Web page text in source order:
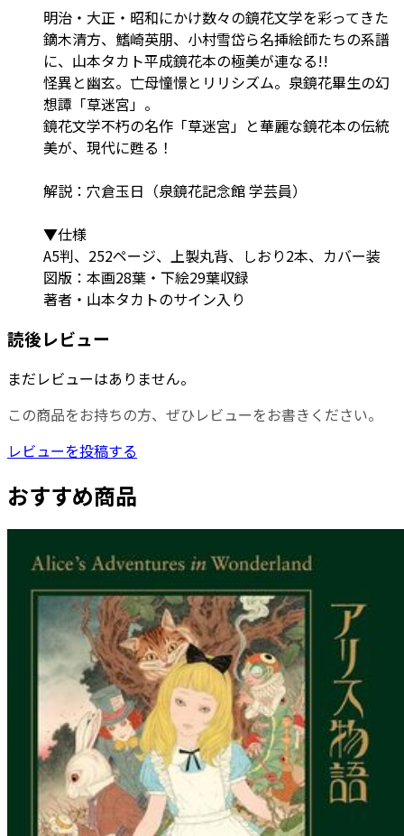
明治・大正・昭和にかけ数々の鏡花文学を彩ってきた
鏑木清方、鰭崎英朋、小村雪岱ら名挿絵師たちの系譜
に、山本タカト平成鏡花本の極美が連なる!!
怪異と幽玄。亡母憧憬とリリシズム。泉鏡花畢生の幻
想譚「草迷宮」。
鏡花文学不朽の名作「草迷宮」と華麗な鏡花本の伝統
美が、現代に甦る！
解説：穴倉玉日（泉鏡花記念館 学芸員）
▼仕様
A5判、252ページ、上製丸背、しおり2本、カバー装
図版：本画28葉・下絵29葉収録
著者・山本タカトのサイン入り
読後レビュー
まだレビューはありません。
この商品をお持ちの方、ぜひレビューをお書きください。
レビューを投稿する
おすすめ商品